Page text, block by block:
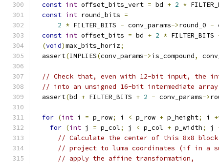
const int offset_bits_vert = bd + 2 *
const int round_bits =
2 * FILTER_BITS - conv_params->round_0 -
const int offset_bits = bd + 2 * FILTER_BITS
(void)max_bits_horiz;
  assert
(IMPLIES(conv_params->is_compound,
// Check that, even with 12-bit input, the
// into an unsigned 16-bit intermediate
  assert
(bd + FILTER_BITS + 2 - conv_params->
for (int i = p_row; i < p_row + p_height; i
for (int j = p_col; j < p_col + p_width; j
// Calculate the center of this 8x8
// project to luma coordinates (if in a
// apply the affine transformation,